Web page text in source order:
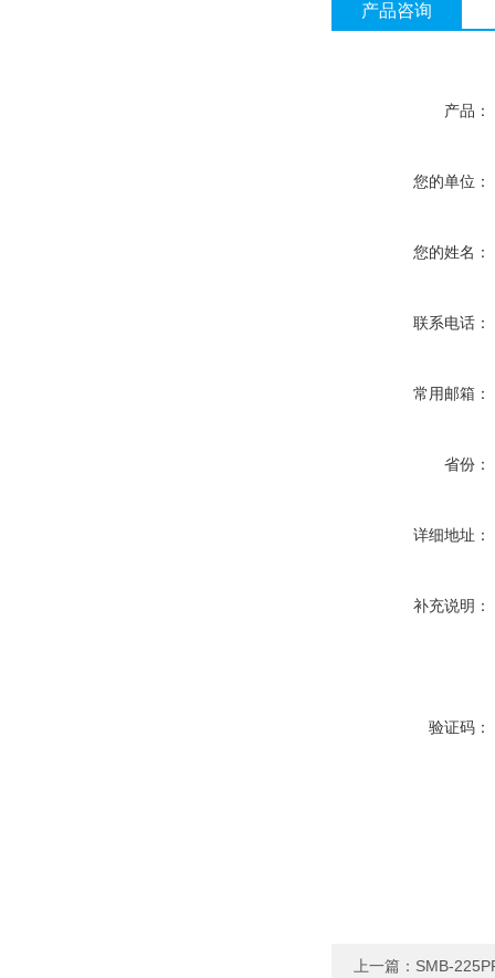
产品咨询
产品：
您的单位：
您的姓名：
联系电话：
常用邮箱：
省份：
详细地址：
补充说明：
验证码：
上一篇： SMB-